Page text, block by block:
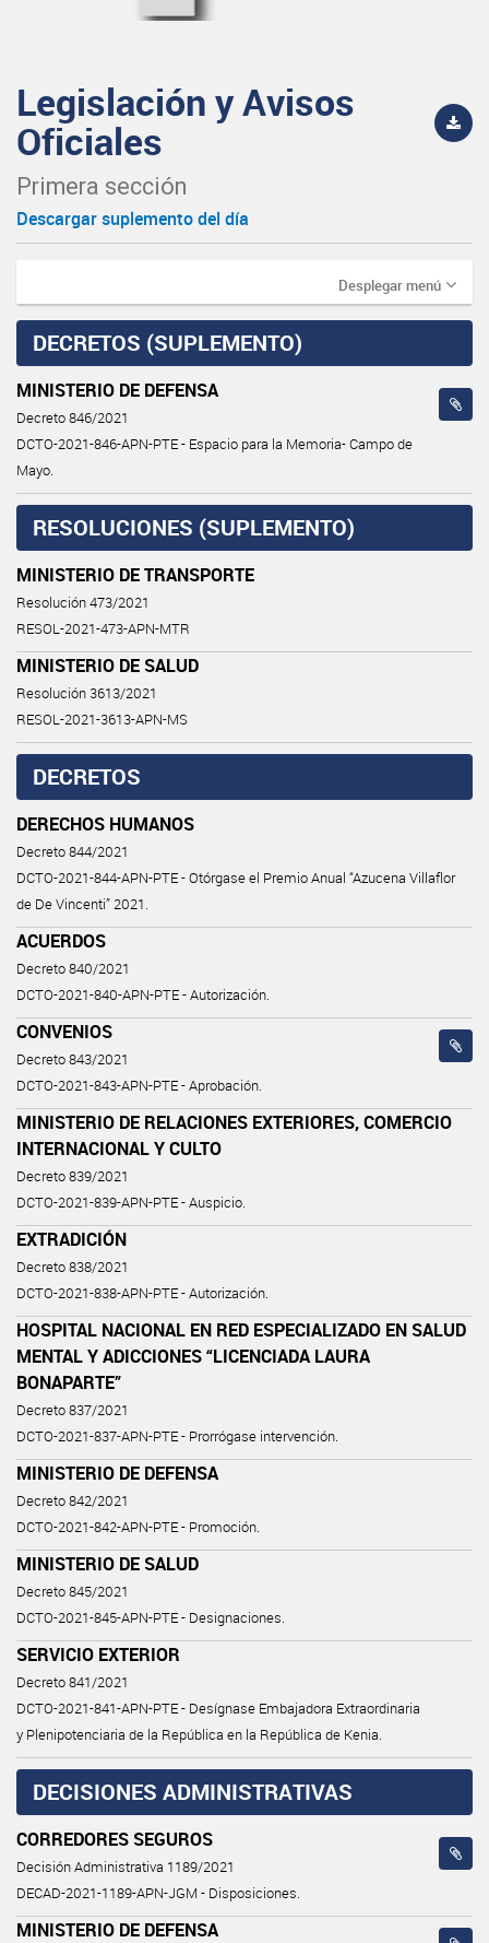
Legislación y Avisos
Oficiales
Primera sección
Descargar suplemento del día
Desplegar menú
DECRETOS (SUPLEMENTO)
MINISTERIO DE DEFENSA
Decreto 846/2021
DCTO-2021-846-APN-PTE - Espacio para la Memoria- Campo de
Mayo.
RESOLUCIONES (SUPLEMENTO)
MINISTERIO DE TRANSPORTE
Resolución 473/2021
RESOL-2021-473-APN-MTR
MINISTERIO DE SALUD
Resolución 3613/2021
RESOL-2021-3613-APN-MS
DECRETOS
DERECHOS HUMANOS
Decreto 844/2021
DCTO-2021-844-APN-PTE - Otórgase el Premio Anual “Azucena Villaflor
de De Vincenti” 2021.
ACUERDOS
Decreto 840/2021
DCTO-2021-840-APN-PTE - Autorización.
CONVENIOS
Decreto 843/2021
DCTO-2021-843-APN-PTE - Aprobación.
MINISTERIO DE RELACIONES EXTERIORES, COMERCIO
INTERNACIONAL Y CULTO
Decreto 839/2021
DCTO-2021-839-APN-PTE - Auspicio.
EXTRADICIÓN
Decreto 838/2021
DCTO-2021-838-APN-PTE - Autorización.
HOSPITAL NACIONAL EN RED ESPECIALIZADO EN SALUD
MENTAL Y ADICCIONES “LICENCIADA LAURA
BONAPARTE”
Decreto 837/2021
DCTO-2021-837-APN-PTE - Prorrógase intervención.
MINISTERIO DE DEFENSA
Decreto 842/2021
DCTO-2021-842-APN-PTE - Promoción.
MINISTERIO DE SALUD
Decreto 845/2021
DCTO-2021-845-APN-PTE - Designaciones.
SERVICIO EXTERIOR
Decreto 841/2021
DCTO-2021-841-APN-PTE - Desígnase Embajadora Extraordinaria
y Plenipotenciaria de la República en la República de Kenia.
DECISIONES ADMINISTRATIVAS
CORREDORES SEGUROS
Decisión Administrativa 1189/2021
DECAD-2021-1189-APN-JGM - Disposiciones.
MINISTERIO DE DEFENSA